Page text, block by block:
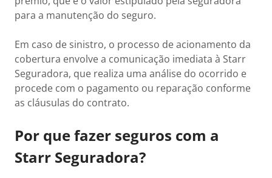
para a manutenção do seguro.
Em caso de sinistro, o processo de acionamento da
cobertura envolve a comunicação imediata à Starr
Seguradora, que realiza uma análise do ocorrido e
procede com o pagamento ou reparação conforme
as cláusulas do contrato.
Por que fazer seguros com a
Starr Seguradora?